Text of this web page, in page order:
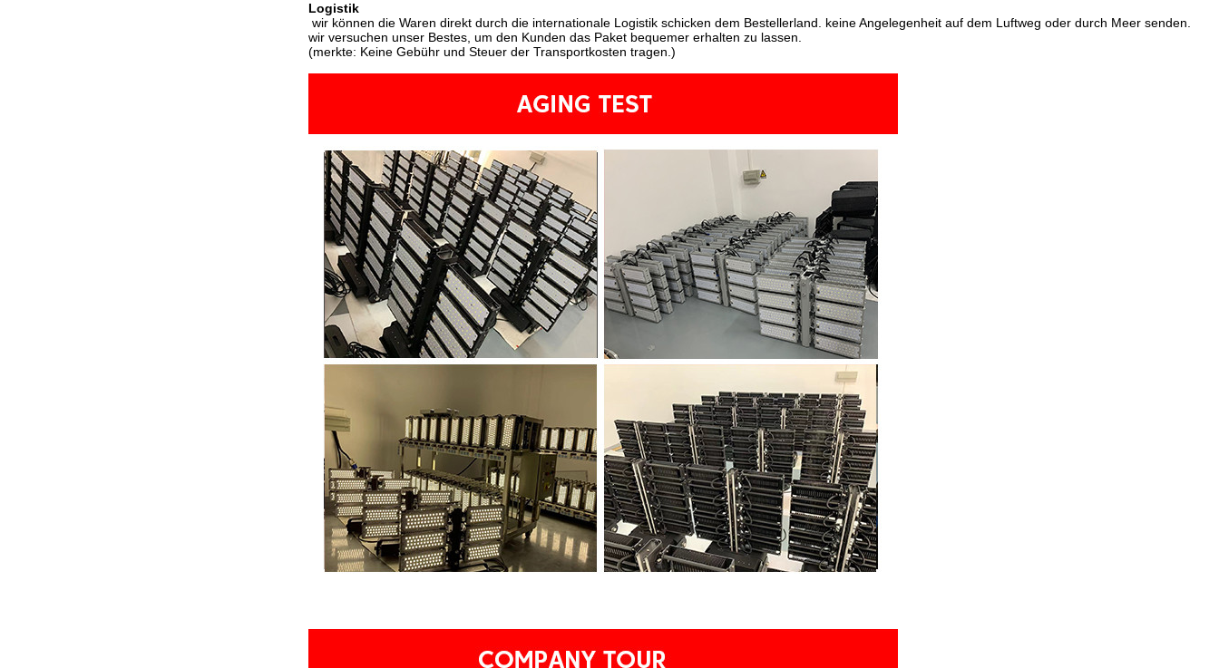
Logistik
wir können die Waren direkt durch die internationale Logistik schicken dem Bestellerland. keine Angelegenheit auf dem Luftweg oder durch Meer senden.
wir versuchen unser Bestes, um den Kunden das Paket bequemer erhalten zu lassen.
(merkte: Keine Gebühr und Steuer der Transportkosten tragen.)